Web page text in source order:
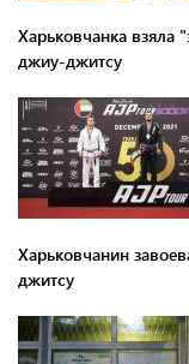
Харьковчанка взяла
джиу-джитсу
Харьковчанин
джитсу